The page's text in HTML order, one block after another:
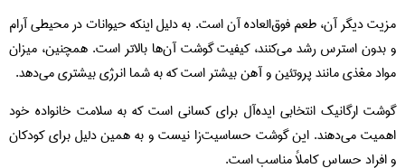
مزیت دیگر آن، طعم فوق‌العاده آن است. به دلیل اینکه حیوانات در محیطی آرام
و بدون استرس رشد می‌کنند، کیفیت گوشت آن‌ها بالاتر است. همچنین، میزان
مواد مغذی مانند پروتئین و آهن بیشتر است که به شما انرژی بیشتری می‌دهد.
گوشت ارگانیک انتخابی ایده‌آل برای کسانی است که به سلامت خانواده خود
اهمیت می‌دهند. این گوشت حساسیت‌زا نیست و به همین دلیل برای کودکان
و افراد حساس کاملاً مناسب است.